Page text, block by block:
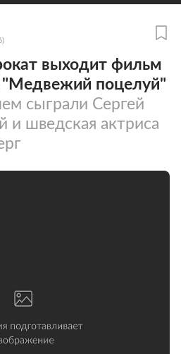
выходит фильм
"Медвежий поцелуй"
сыграли Сергей
и шведская актриса